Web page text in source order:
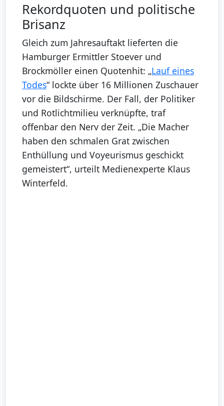
Rekordquoten und politische
Brisanz
Gleich zum Jahresauftakt lieferten die
Hamburger Ermittler Stoever und
Brockmöller einen Quotenhit: „Lauf eines
Todes“ lockte über 16 Millionen Zuschauer
vor die Bildschirme. Der Fall, der Politiker
und Rotlichtmilieu verknüpfte, traf
offenbar den Nerv der Zeit. „Die Macher
haben den schmalen Grat zwischen
Enthüllung und Voyeurismus geschickt
gemeistert“, urteilt Medienexperte Klaus
Winterfeld.